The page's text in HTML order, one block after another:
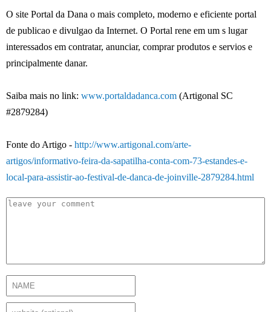
O site Portal da Dana o mais completo, moderno e eficiente portal
de publicao e divulgao da Internet. O Portal rene em um s lugar
interessados em contratar, anunciar, comprar produtos e servios e
principalmente danar.
Saiba mais no link: www.portaldadanca.com (Artigonal SC
#2879284)
Fonte do Artigo - http://www.artigonal.com/arte-
artigos/informativo-feira-da-sapatilha-conta-com-73-estandes-e-
local-para-assistir-ao-festival-de-danca-de-joinville-2879284.html